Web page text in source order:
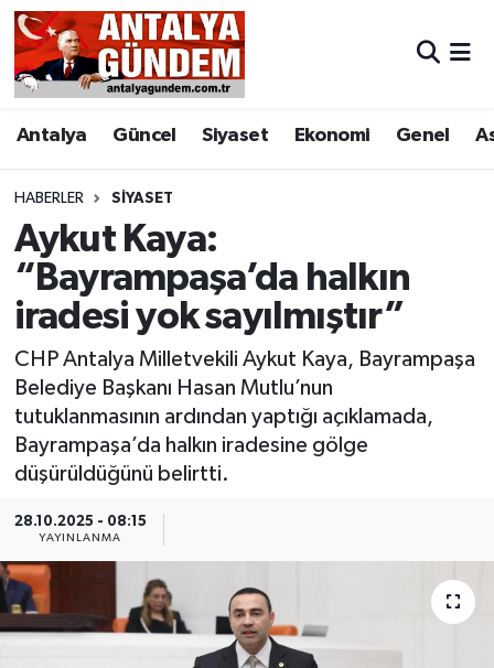
Antalya Güncel Siyaset Ekonomi Genel
HABERLER SIYASET
Aykut Kaya:
“Bayrampaşa’da halkın
iradesi yok sayılmıştır”
CHP Antalya Milletvekili Aykut Kaya, Bayrampaşa
Belediye Başkanı Hasan Mutlu’nun
tutuklanmasının ardından yaptığı açıklamada,
Bayrampaşa’da halkın iradesine gölge
düşürüldüğünü belirtti.
28.10.2025 - 08:15
YAYINLANMA
Antalya
Asayiş
Bilim & Teknoloji
Bölge
EĞİTİM
Ekonomi
Genel
Görüntülü Haber
Güncel
Kültür & Sanat
Antalya Nöbetçi Eczaneler
Antalya Hava Durumu
Antalya Namaz Vakitleri
Antalya Trafik Yoğunluk Haritası
Süper Lig Puan Durumu ve Fikstür
Tüm Manşetler
Son Dakika Haberleri
Haber Arşivi